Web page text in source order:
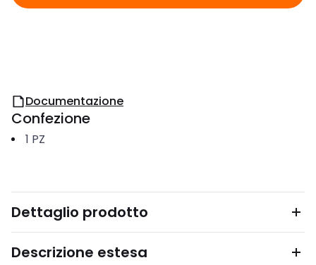
Documentazione
Confezione
1 PZ
Dettaglio prodotto
Descrizione estesa